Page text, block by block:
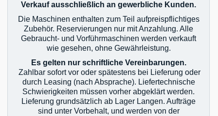
Verkauf ausschließlich an gewerbliche Kunden.
Die Maschinen enthalten zum Teil aufpreispflichtiges
Zubehör. Reservierungen nur mit Anzahlung. Alle
Gebraucht- und Vorführmaschinen werden verkauft
wie gesehen, ohne Gewährleistung.
Es gelten nur schriftliche Vereinbarungen.
Zahlbar sofort vor oder spätestens bei Lieferung oder
durch Leasing (nach Absprache). Liefertechnische
Schwierigkeiten müssen vorher abgeklärt werden.
Lieferung grundsätzlich ab Lager Langen. Aufträge
sind unter Vorbehalt, und werden von der